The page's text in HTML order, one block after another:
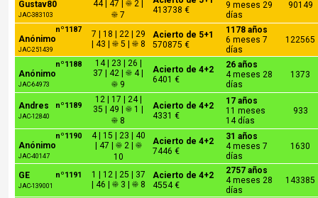
Gustav80
JAC-383103
44 | 47 | ☀ 2 |
☀ 7
413738 €
9 meses 29
días
90149
nº1187
Anónimo
JAC-251439
7 | 18 | 22 | 29
| 43 | ☀ 5 | ☀ 8
Acierto de 5+1
570875 €
1178 años
6 meses 7
días
122565
nº1188
Anónimo
JAC-64973
14 | 23 | 26 |
37 | 42 | ☀ 4 |
☀ 9
Acierto de 4+2
6401 €
26 años
4 meses 28
días
1373
nº1189
Andres
JAC-12840
12 | 17 | 24 |
35 | 49 | ☀ 1 |
☀ 8
Acierto de 4+2
4331 €
17 años
11 meses
14 días
933
nº1190
Anónimo
JAC-40147
4 | 15 | 23 | 40
| 47 | ☀ 2 | ☀
10
Acierto de 4+2
7446 €
31 años
4 meses 7
días
1630
nº1191
GE
JAC-139001
1 | 12 | 25 | 37
| 46 | ☀ 3 | ☀ 8
Acierto de 4+2
4554 €
2757 años
4 meses 28
días
143385